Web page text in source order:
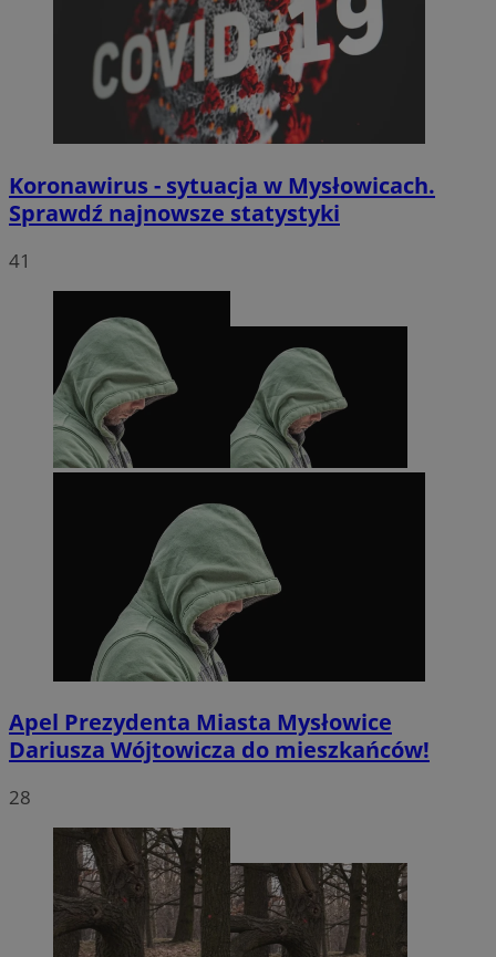
Koronawirus - sytuacja w Mysłowicach.
Sprawdź najnowsze statystyki
41
Apel Prezydenta Miasta Mysłowice
Dariusza Wójtowicza do mieszkańców!
28